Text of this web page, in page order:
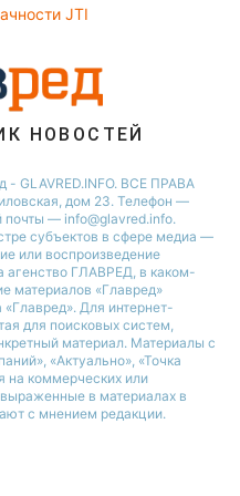
JTI
НОВОСТЕЙ
GLAVRED.INFO. ВСЕ ПРАВА
дом 23. Телефон —
— info@glavred.info.
cубъектов в сфере медиа —
или воспроизведение
ГЛАВРЕД, в каком-
материалов «Главред»
Для интернет-
для поисковых систем,
материал. Материалы с
«Актуально», «Точка
на коммерческих или
выраженные в материалах в
с мнением редакции.